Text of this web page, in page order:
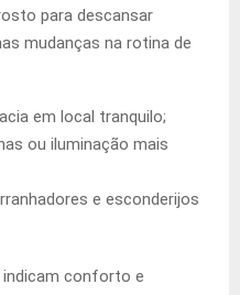
para descansar
mudanças na rotina de
em local tranquilo;
ou iluminação mais
e esconderijos